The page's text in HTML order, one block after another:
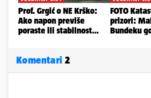
Komentari 2